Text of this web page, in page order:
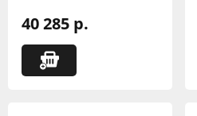
40 285 р.